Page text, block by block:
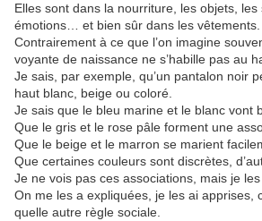
Elles sont dans la nourriture, les objets, les
émotions… et bien sûr dans les vêtements.
Contrairement à ce que l’on imagine
voyante de naissance ne s’habille pas au
Je sais, par exemple, qu’un pantalon noir
haut blanc, beige ou coloré.
Je sais que le bleu marine et le blanc vont
Que le gris et le rose pâle forment une
Que le beige et le marron se marient
Que certaines couleurs sont discrètes,
Je ne vois pas ces associations, mais je les
On me les a expliquées, je les ai apprises,
quelle autre règle sociale.